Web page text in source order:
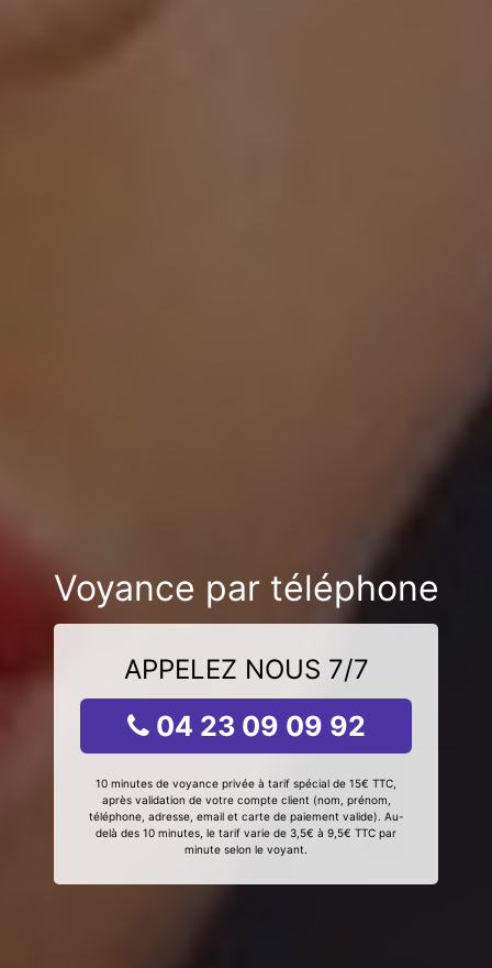
Voyance par téléphone
APPELEZ NOUS 7/7
04 23 09 09 92
10 minutes de voyance privée à tarif spécial de 15€ TTC,
après validation de votre compte client (nom, prénom,
téléphone, adresse, email et carte de paiement valide). Au-
delà des 10 minutes, le tarif varie de 3,5€ à 9,5€ TTC par
minute selon le voyant.